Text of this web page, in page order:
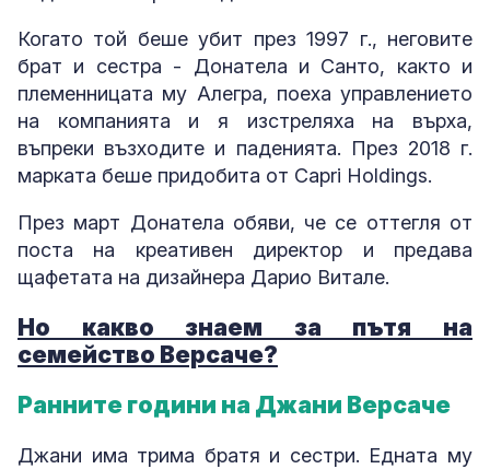
Когато той беше убит през 1997 г., неговите
брат и сестра - Донатела и Санто, както и
племенницата му Алегра, поеха управлението
на компанията и я изстреляха на върха,
въпреки възходите и паденията. През 2018 г.
марката беше придобита от Capri Holdings.
През март Донатела обяви, че се оттегля от
поста на креативен директор и предава
щафетата на дизайнера Дарио Витале.
Но какво знаем за пътя на
семейство Версаче?
Ранните години на Джани Версаче
Джани има трима братя и сестри. Едната му